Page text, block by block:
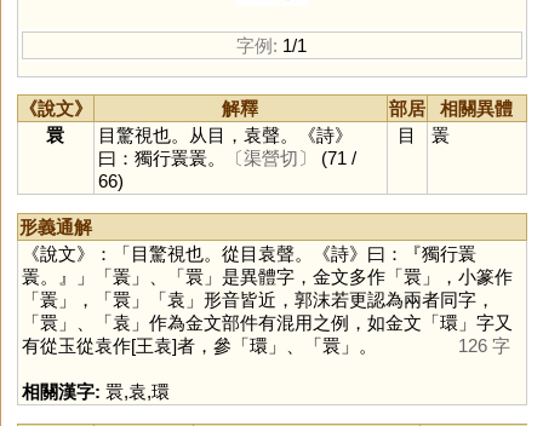
字例: 1/1
《說文》 解釋 部居
相關異體
睘
目驚視也。从目，袁聲。《詩》
曰：獨行瞏瞏。
〔渠營切〕
(71 /
66)
目 瞏
形義通解
《說文》：「目驚視也。從目袁聲。《詩》曰：『獨行瞏
瞏。』」「瞏」、「睘」是異體字，金文多作「睘」，小篆作
「瞏」，「睘」「袁 」形音皆近，郭沫若更認為兩者同字，
「睘」、「袁 」作為金文部件有混用之例，如金文「環」字又
有從玉從袁作[王袁]者，參「環」、「睘」。 126 字
相關漢字: 睘,袁,環